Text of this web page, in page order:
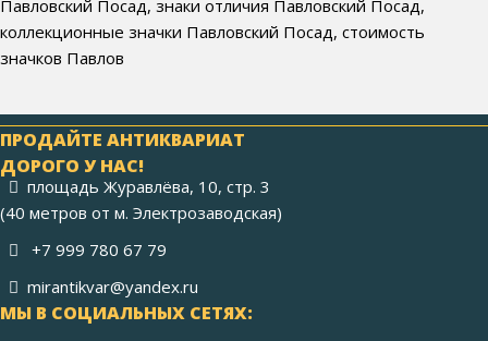
Павловский Посад, знаки отличия Павловский Посад,
коллекционные значки Павловский Посад, стоимость
значков Павлов
ПРОДАЙТЕ АНТИКВАРИАТ
ДОРОГО У НАС!
площадь Журавлёва, 10, стр. 3
(40 метров от м. Электрозаводская)
+7 999 780 67 79
mirantikvar@yandex.ru
МЫ В СОЦИАЛЬНЫХ СЕТЯХ: